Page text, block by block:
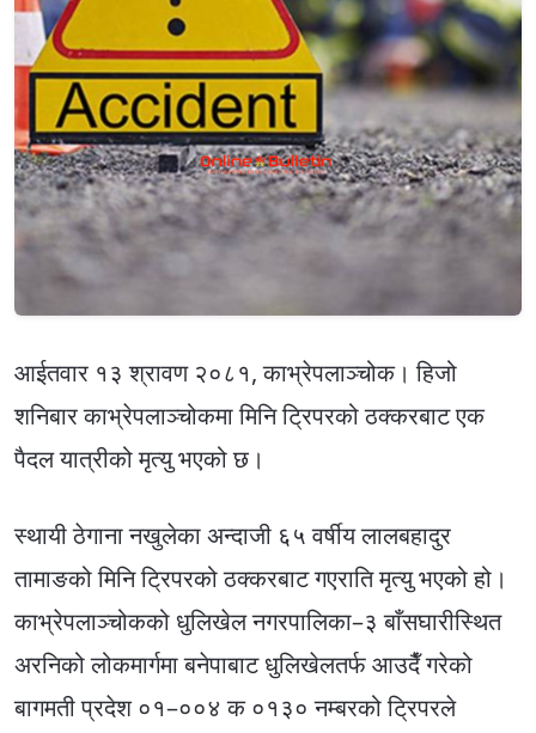
आईतवार १३ श्रावण २०८१, काभ्रेपलाञ्चोक। हिजो
शनिबार काभ्रेपलाञ्चोकमा मिनि ट्रिपरको ठक्करबाट एक
पैदल यात्रीको मृत्यु भएको छ।
स्थायी ठेगाना नखुलेका अन्दाजी ६५ वर्षीय लालबहादुर
तामाङको मिनि ट्रिपरको ठक्करबाट गएराति मृत्यु भएको हो।
काभ्रेपलाञ्चोकको धुलिखेल नगरपालिका–३ बाँसघारीस्थित
अरनिको लोकमार्गमा बनेपाबाट धुलिखेलतर्फ आउदैँ गरेको
बागमती प्रदेश ०१–००४ क ०१३० नम्बरको ट्रिपरले